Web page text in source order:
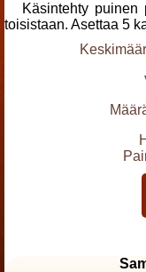
Käsintehty puinen
toisistaan. Asettaa 5